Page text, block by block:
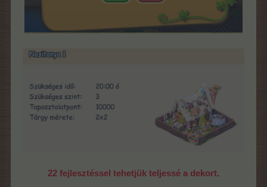
22 fejlesztéssel tehetjük teljessé a dekort.